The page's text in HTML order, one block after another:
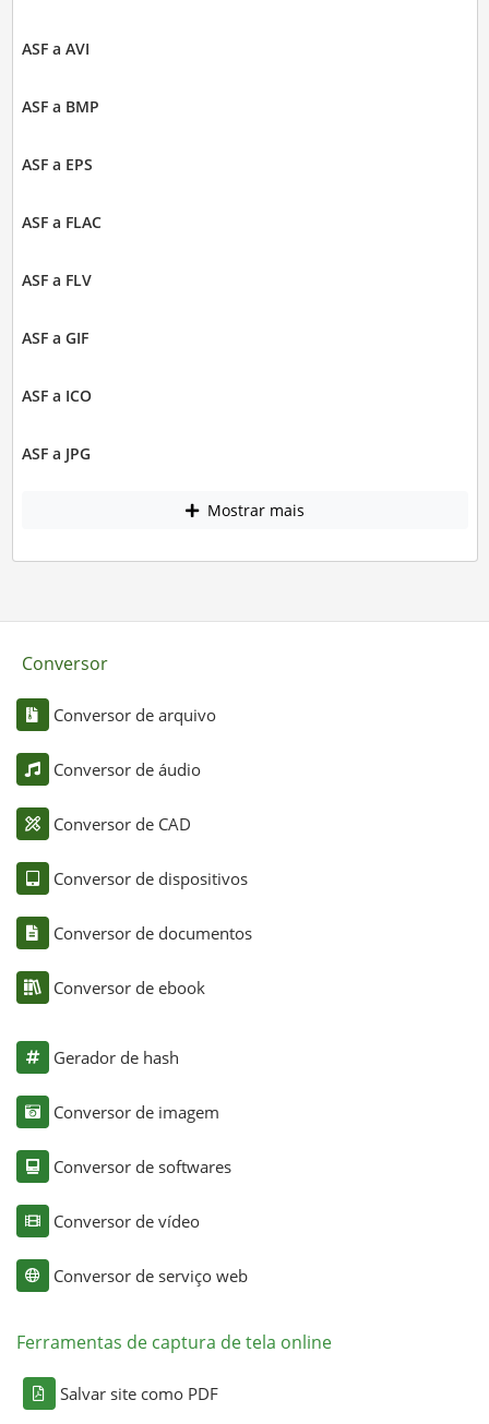
ASF a AVI
ASF a BMP
ASF a EPS
ASF a FLAC
ASF a FLV
ASF a GIF
ASF a ICO
ASF a JPG
Mostrar mais
Conversor
Conversor de arquivo
Conversor de áudio
Conversor de CAD
Conversor de dispositivos
Conversor de documentos
Conversor de ebook
Gerador de hash
Conversor de imagem
Conversor de softwares
Conversor de vídeo
Conversor de serviço web
Ferramentas de captura de tela online
Salvar site como PDF